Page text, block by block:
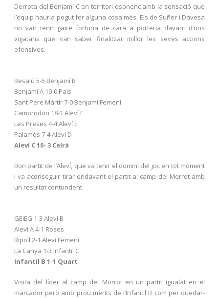
Derrota del Benjamí C en territori osonenc amb la sensació que
l’equip hauria pogut fer alguna cosa més. Els de Suñer i Davesa
no van tenir gaire fortuna de cara a porteria davant d’uns
vigatans que van saber finalitzar millor les seves accions
ofensives.
Besalú 5-5 Benjamí B
Benjamí A 10-0 Pals
Sant Pere Màrtir 7-0 Benjamí Femení
Camprodon 18-1 Aleví F
Les Preses 4-4 Aleví E
Palamós 7-4 Aleví D
Aleví C 10- 3 Celrà
Bon partit de l’Aleví, que va tenir el domini del joc en tot moment
i va aconseguir tirar endavant el partit al camp del Morrot amb
un resultat contundent.
GEiEG 1-3 Aleví B
Aleví A 4-1 Roses
Ripoll 2-1 Aleví Femení
La Canya 1-3 Infantil C
Infantil B 1-1 Quart
Visita del líder al camp del Morrot en un partit igualat en el
marcador però amb prou mèrits de l’Infantil B com per quedar-